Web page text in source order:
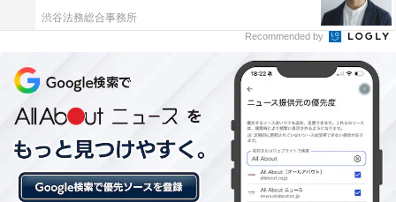
渋谷法務総合事務所
Recommended by